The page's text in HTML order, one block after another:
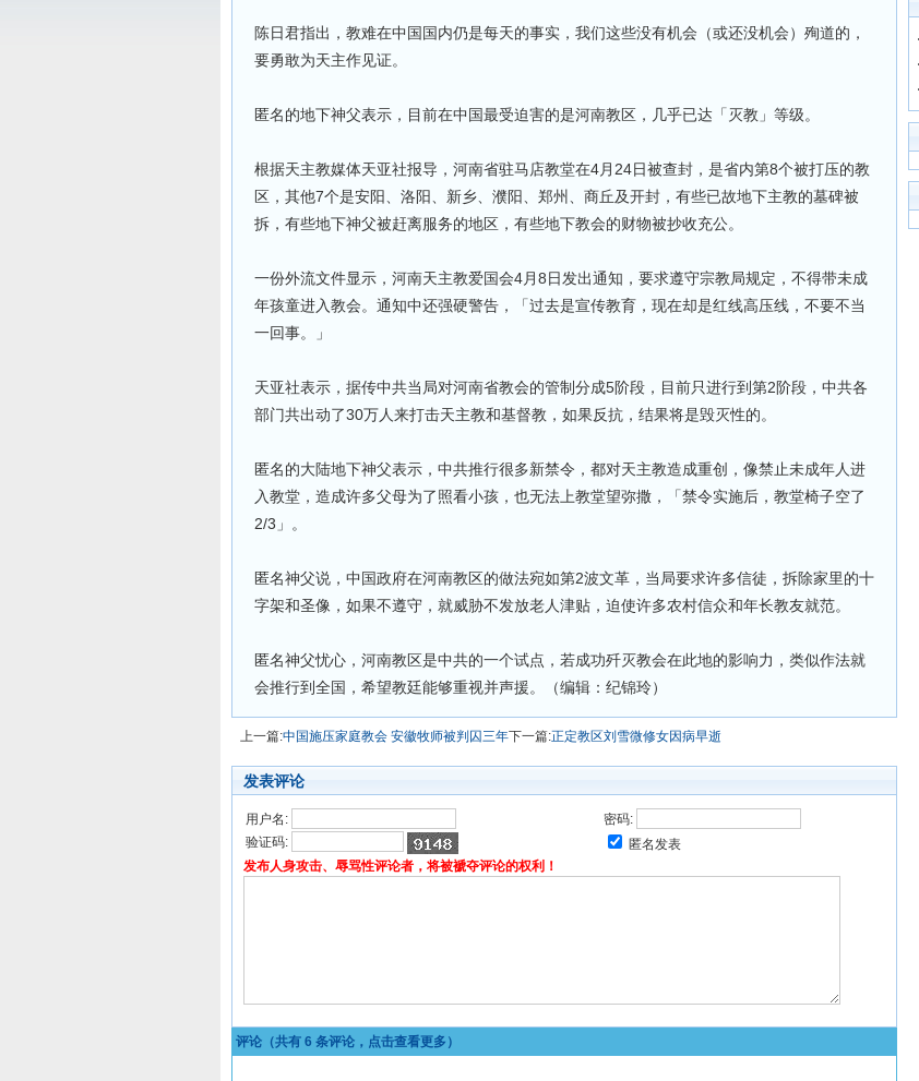
陈日君指出，教难在中国国内仍是每天的事实，我们这些没有机会（或还没机会）殉道的，
要勇敢为天主作见证。
匿名的地下神父表示，目前在中国最受迫害的是河南教区，几乎已达「灭教」等级。
根据天主教媒体天亚社报导，河南省驻马店教堂在4月24日被查封，是省内第8个被打压的教
区，其他7个是安阳、洛阳、新乡、濮阳、郑州、商丘及开封，有些已故地下主教的墓碑被
拆，有些地下神父被赶离服务的地区，有些地下教会的财物被抄收充公。
一份外流文件显示，河南天主教爱国会4月8日发出通知，要求遵守宗教局规定，不得带未成
年孩童进入教会。通知中还强硬警告，「过去是宣传教育，现在却是红线高压线，不要不当
一回事。」
天亚社表示，据传中共当局对河南省教会的管制分成5阶段，目前只进行到第2阶段，中共各
部门共出动了30万人来打击天主教和基督教，如果反抗，结果将是毁灭性的。
匿名的大陆地下神父表示，中共推行很多新禁令，都对天主教造成重创，像禁止未成年人进
入教堂，造成许多父母为了照看小孩，也无法上教堂望弥撒，「禁令实施后，教堂椅子空了
2/3」。
匿名神父说，中国政府在河南教区的做法宛如第2波文革，当局要求许多信徒，拆除家里的十
字架和圣像，如果不遵守，就威胁不发放老人津贴，迫使许多农村信众和年长教友就范。
匿名神父忧心，河南教区是中共的一个试点，若成功歼灭教会在此地的影响力，类似作法就
会推行到全国，希望教廷能够重视并声援。（编辑：纪锦玲）
上一篇:中国施压家庭教会 安徽牧师被判囚三年下一篇:正定教区刘雪微修女因病早逝
发表评论
用户名:
密码:
验证码:
匿名发表
发布人身攻击、辱骂性评论者，将被褫夺评论的权利！
评论（共有 6 条评论，点击查看更多）